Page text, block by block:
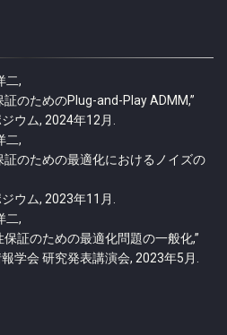
二,
のためのPlug-and-Play ADMM,”
ウム, 2024年12月.
二,
証のための最適化におけるノイズの
ウム, 2023年11月.
二,
証のための最適化問題の一般化,”
学会 研究発表講演会, 2023年5月.